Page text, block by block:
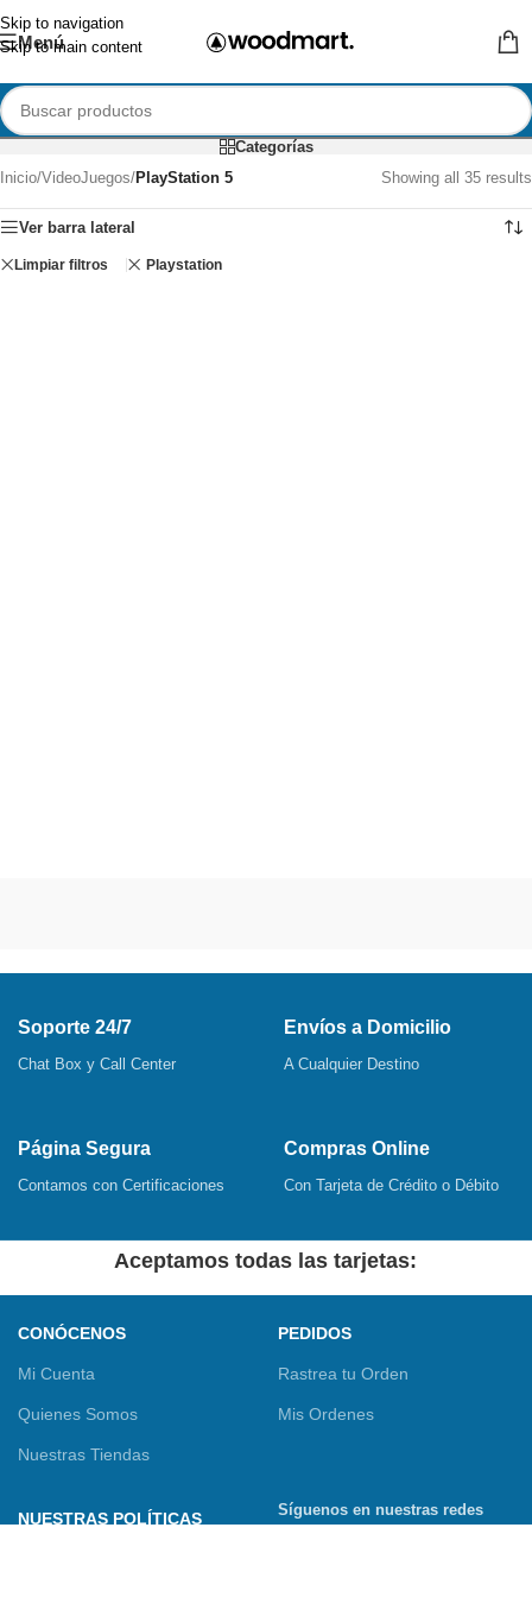
Skip to navigation
Skip to main content
Menú
Categorías
Inicio/VideoJuegos/PlayStation 5 Showing all 35 results
Ver barra lateral
Limpiar filtros Playstation
Soporte 24/7
Chat Box y Call Center
Envíos a Domicilio
A Cualquier Destino
Página Segura
Contamos con Certificaciones
Compras Online
Con Tarjeta de Crédito o Débito
Aceptamos todas las tarjetas:
CONÓCENOS
Mi Cuenta
Quienes Somos
Nuestras Tiendas
PEDIDOS
Rastrea tu Orden
Mis Ordenes
NUESTRAS POLÍTICAS
Síguenos en nuestras redes